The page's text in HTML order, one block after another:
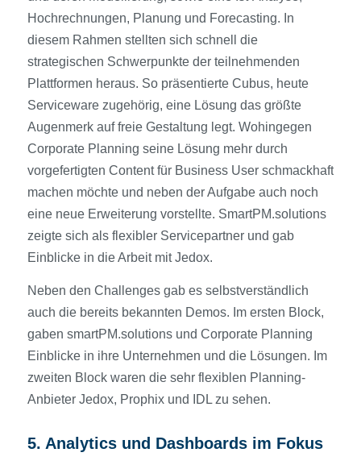
Hochrechnungen, Planung und Forecasting. In
diesem Rahmen stellten sich schnell die
strategischen Schwerpunkte der teilnehmenden
Plattformen heraus. So präsentierte Cubus, heute
Serviceware zugehörig, eine Lösung das größte
Augenmerk auf freie Gestaltung legt. Wohingegen
Corporate Planning seine Lösung mehr durch
vorgefertigten Content für Business User schmackhaft
machen möchte und neben der Aufgabe auch noch
eine neue Erweiterung vorstellte. SmartPM.solutions
zeigte sich als flexibler Servicep­artner und gab
Einblicke in die Arbeit mit Jedox.
Neben den Challenges gab es selbstverständlich
auch die bereits bekannten Demos. Im ersten Block,
gaben smartPM.solutions und Corporate Planning
Einblicke in ihre Unternehmen und die Lösungen. Im
zweiten Block waren die sehr flexiblen Planning-
Anbieter Jedox, Prophix und IDL zu sehen.
5. Analytics und Dashboards im Fokus